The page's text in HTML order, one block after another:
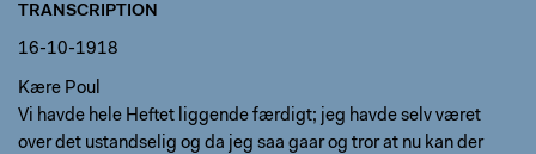
TRANSCRIPTION
16-10-1918
Kære Poul
Vi havde hele Heftet liggende færdigt; jeg havde selv været
over det ustandselig og da jeg saa gaar og tror at nu kan der